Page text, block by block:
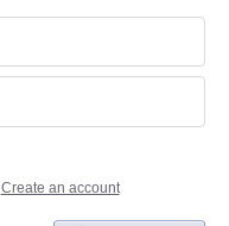
Create an account